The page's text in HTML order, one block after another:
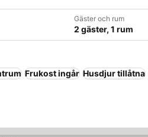
Gäster och rum
2 gäster, 1 rum
Frukost ingår Husdjur tillåtna